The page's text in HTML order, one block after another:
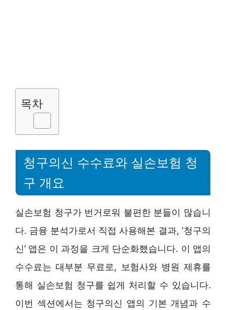
목차
청구의신 수수료와 실손보험 청
구 개요
실손보험 청구가 번거로워 불편한 분들이 많습니
다. 금융 분석가로서 직접 사용해본 결과, ‘청구의
신’ 앱은 이 과정을 크게 단순화했습니다. 이 앱의
수수료는 대부분 무료로, 보험사와 병원 제휴를
통해 실손보험 청구를 쉽게 처리할 수 있습니다.
이번 섹션에서는 청구의신 앱의 기본 개념과 수